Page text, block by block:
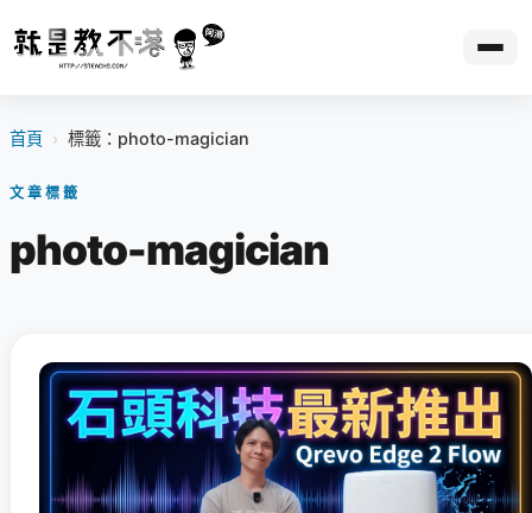
首頁 › 標籤：photo-magician
文章標籤
photo-magician